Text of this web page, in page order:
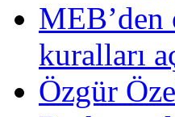
kuralları
Özgür